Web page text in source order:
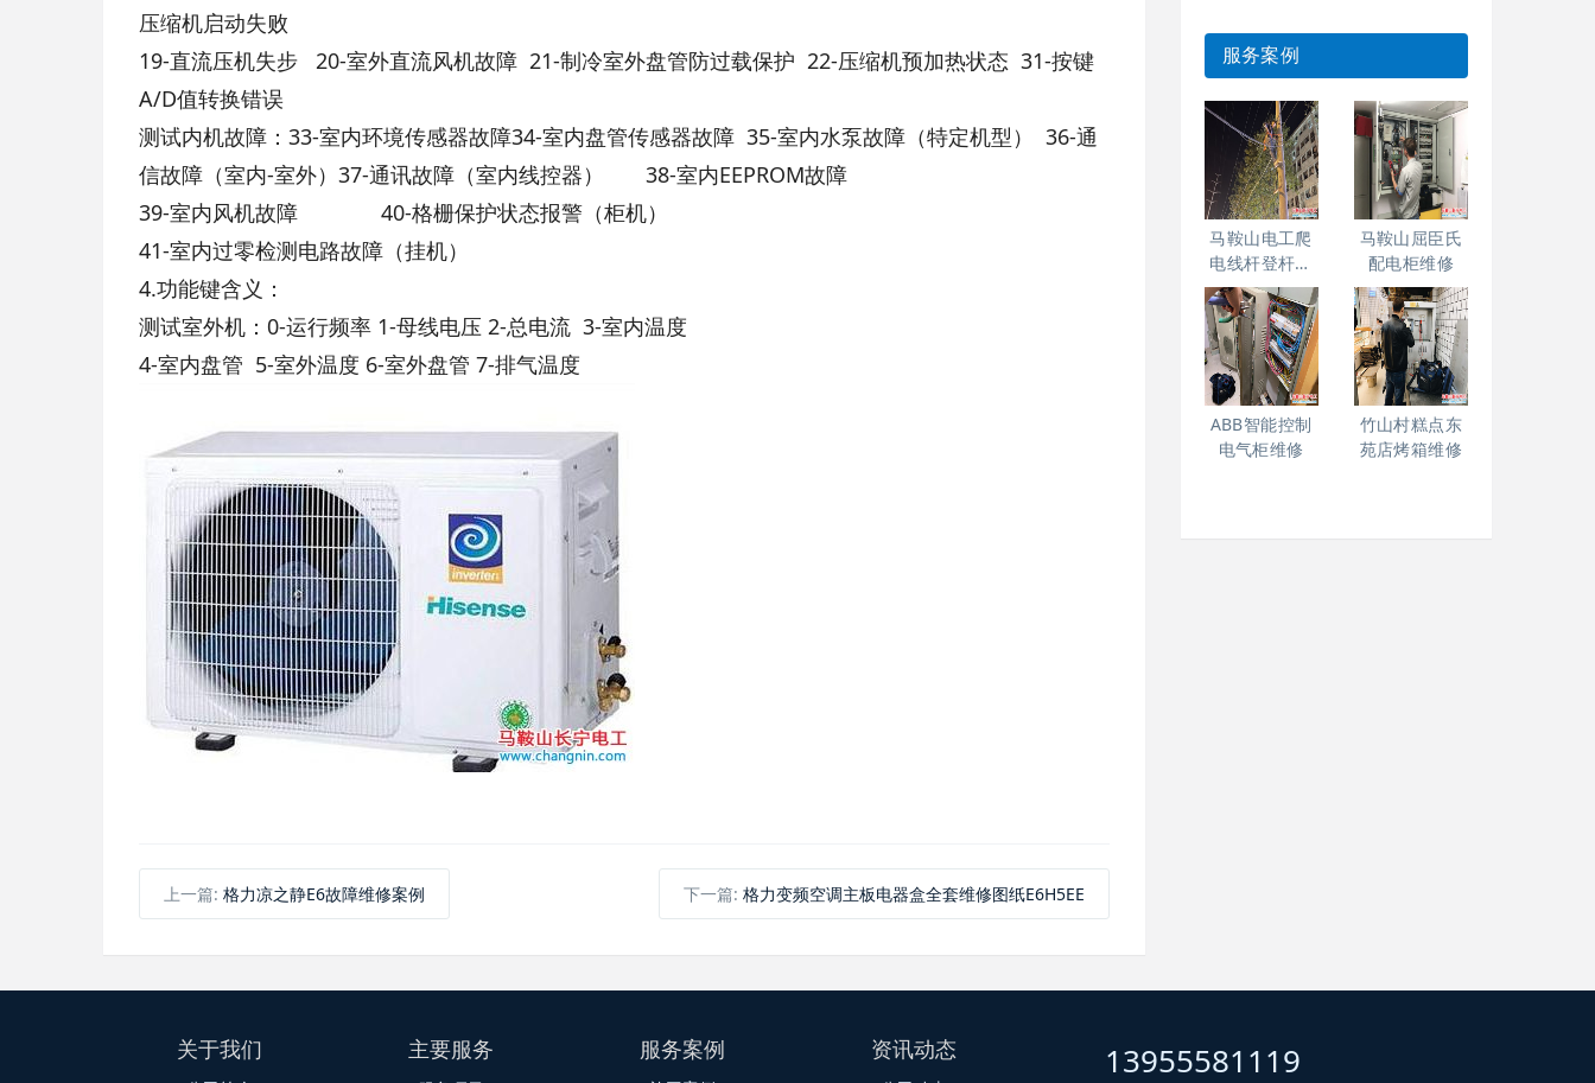
压缩机启动失败
19-直流压机失步 20-室外直流风机故障 21-制冷室外盘管防过载保护 22-压缩机预加热状态 31-按键
A/D值转换错误
测试内机故障：33-室内环境传感器故障34-室内盘管传感器故障 35-室内水泵故障（特定机型） 36-通
信故障（室内-室外）37-通讯故障（室内线控器） 38-室内EEPROM故障
39-室内风机故障 40-格栅保护状态报警（柜机）
41-室内过零检测电路故障（挂机）
4.功能键含义：
测试室外机：0-运行频率 1-母线电压 2-总电流 3-室内温度
4-室内盘管 5-室外温度 6-室外盘管 7-排气温度
上一篇: 格力凉之静E6故障维修案例 下一篇: 格力变频空调主板电器盒全套维修图纸E6H5EE
服务案例
马鞍山电工爬
电线杆登杆高
空作业
马鞍山屈臣氏
配电柜维修
ABB智能控制
电气柜维修
竹山村糕点东
苑店烤箱维修
关于我们 主要服务 服务案例 资讯动态 13955581119